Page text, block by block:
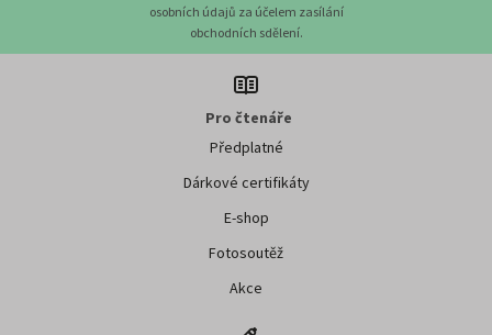
osobních údajů za účelem zasílání
obchodních sdělení.
Pro čtenáře
Předplatné
Dárkové certifikáty
E-shop
Fotosoutěž
Akce